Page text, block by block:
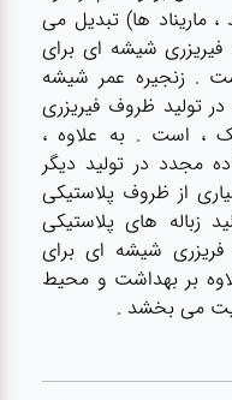
، ماریناد ها) تبدیل می
شیشه ای برای
. زنجیره عمر شیشه
تولید ظروف فیریزری
، است . به علاوه ،
مجدد در تولید دیگر
از ظروف پلاستیکی
زباله های پلاستیکی
شیشه ای برای
بر بهداشت و محیط
می بخشد .